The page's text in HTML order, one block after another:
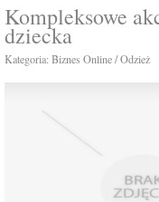
Kompleksowe
dziecka
Kategoria: Biznes Online / Odzież